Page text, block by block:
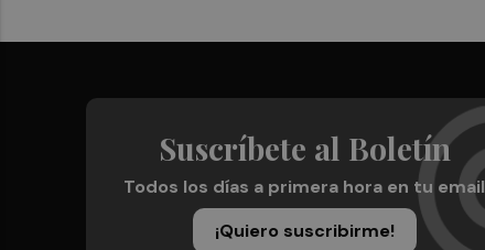
Suscríbete al Boletín
Todos los días a primera hora en tu email
¡Quiero suscribirme!